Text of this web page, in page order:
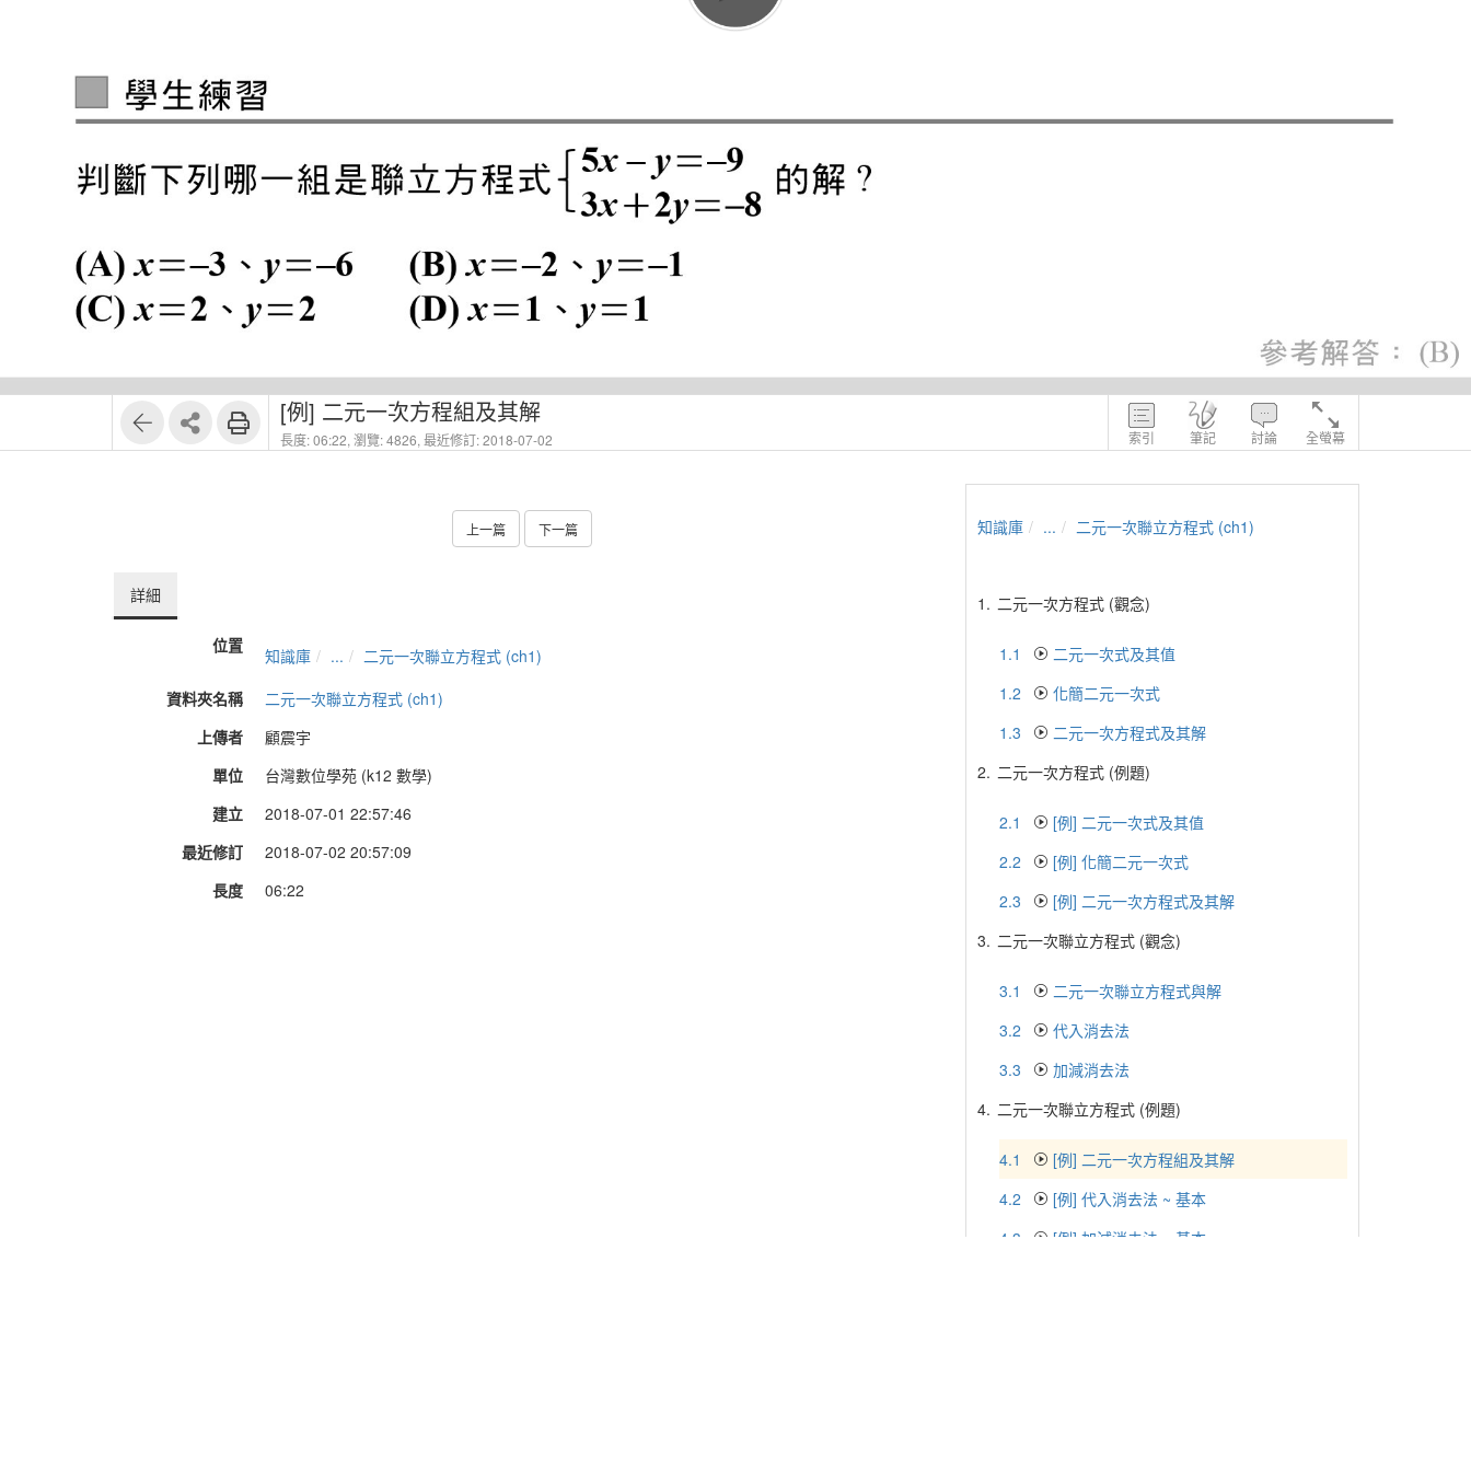
索引 筆記 討論 全螢幕
[例] 二元一次方程組及其解
長度: 06:22, 瀏覽: 4826, 最近修訂: 2018-07-02
上一篇 下一篇
詳細
位置 知識庫 ...
二元一次聯立方程式 (ch1)
資料夾名稱
二元一次聯立方程式 (ch1)
上傳者
顧震宇
單位
台灣數位學苑 (k12 數學)
建立
2018-07-01 22:57:46
最近修訂
2018-07-02 20:57:09
長度
06:22
知識庫 ... 二元一次聯立方程式 (ch1)
1. 二元一次方程式 (觀念)
1.1
二元一次式及其值
1.2
化簡二元一次式
1.3
二元一次方程式及其解
2. 二元一次方程式 (例題)
2.1
[例] 二元一次式及其值
2.2
[例] 化簡二元一次式
2.3
[例] 二元一次方程式及其解
3. 二元一次聯立方程式 (觀念)
3.1
二元一次聯立方程式與解
3.2
代入消去法
3.3
加減消去法
4. 二元一次聯立方程式 (例題)
4.1
[例] 二元一次方程組及其解
4.2
[例] 代入消去法 ~ 基本
4.3
[例] 加減消去法 ~ 基本